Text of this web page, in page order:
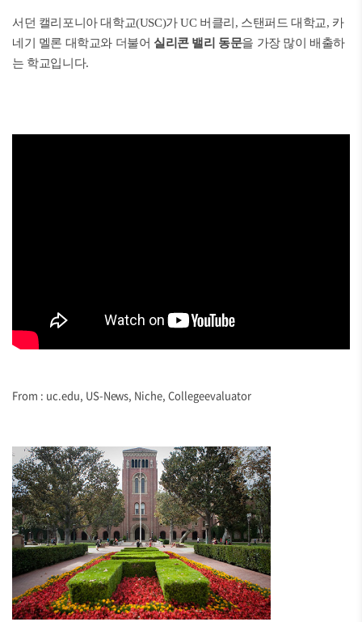
서던 캘리포니아 대학교(USC)가 UC 버클리, 스탠퍼드 대학교, 카
네기 멜론 대학교와 더불어 실리콘 밸리 동문을 가장 많이 배출하
는 학교입니다.
From : uc.edu, US-News, Niche, Collegeevaluator